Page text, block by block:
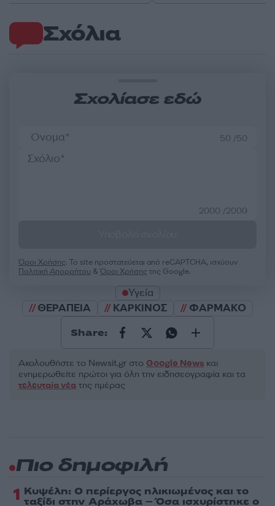
Σχόλια
Σχολίασε εδώ
50 /50
2000 /2000
Όροι Χρήσης. Το site προστατεύεται από reCAPTCHA, ισχύουν
Πολιτική Απορρήτου &Όροι Χρήσης της Google.
Υγεία
ΘΕΡΑΠΕΙΑ
ΚΑΡΚΙΝΟΣ ΦΑΡΜΑΚΟ
Share:
Ακολουθήστε το Νewsit.gr στο Google News και
ενημερωθείτε πρώτοι για όλη την ειδησεογραφία και τα
τελευταία νέα της ημέρας
Πιο δημοφιλή
1 Κυψέλη: Ο περίεργος ηλικιωμένος και το
ταξίδι στην Αράχωβα – Όσα ισχυρίστηκε ο